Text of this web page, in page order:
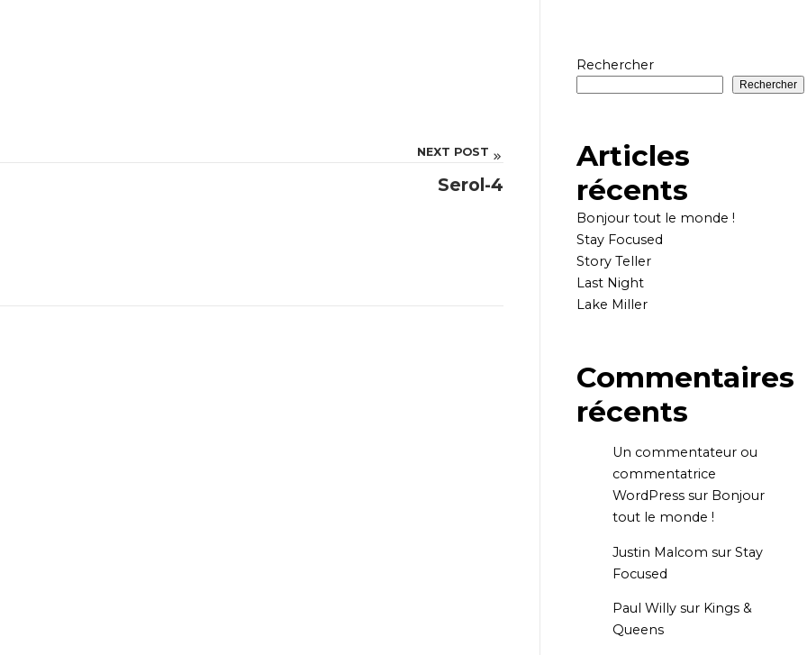
NEXT POST
Serol-4
Rechercher
Rechercher
Articles
récents
Bonjour tout le monde !
Stay Focused
Story Teller
Last Night
Lake Miller
Commentaires
récents
Un commentateur ou
commentatrice
WordPress sur Bonjour
tout le monde !
Justin Malcom sur Stay
Focused
Paul Willy sur Kings &
Queens